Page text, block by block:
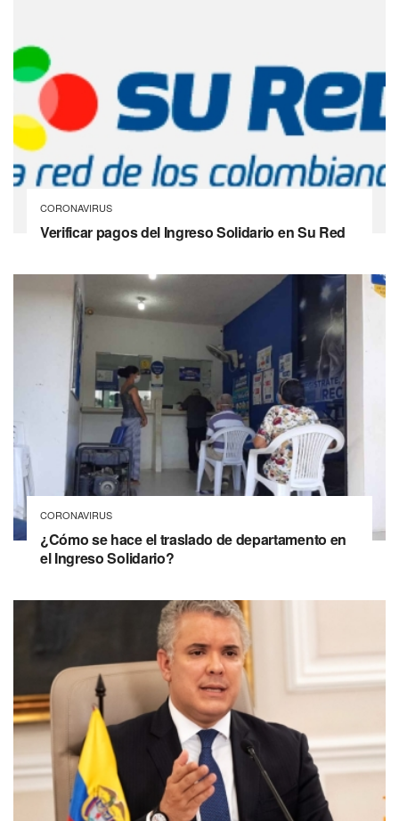
CORONAVIRUS
Verificar pagos del Ingreso Solidario en Su Red
CORONAVIRUS
¿Cómo se hace el traslado de departamento en
el Ingreso Solidario?